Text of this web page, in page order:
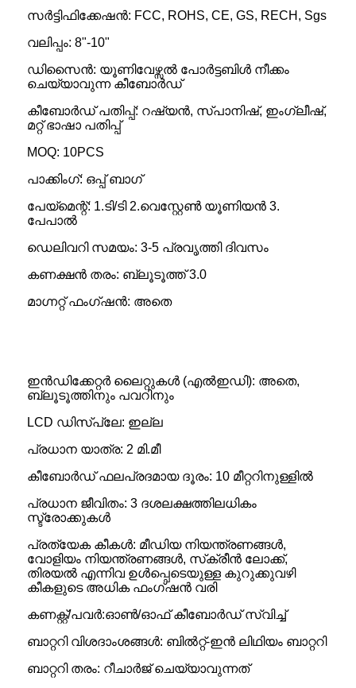
സർട്ടിഫിക്കേഷൻ: FCC, ROHS, CE, GS, RECH, Sgs
വലിപ്പം: 8"-10"
ഡിസൈൻ: യൂണിവേഴ്സൽ പോർട്ടബിൾ നീക്കം
ചെയ്യാവുന്ന കീബോർഡ്
കീബോർഡ് പതിപ്പ്: റഷ്യൻ, സ്പാനിഷ്, ഇംഗ്ലീഷ്,
മറ്റ് ഭാഷാ പതിപ്പ്
MOQ: 10PCS
പാക്കിംഗ്: ഒപ്പ് ബാഗ്
പേയ്‌മെന്റ്: 1.ടി/ടി 2.വെസ്റ്റേൺ യൂണിയൻ 3.
പേപാൽ
ഡെലിവറി സമയം: 3-5 പ്രവൃത്തി ദിവസം
കണക്ഷൻ തരം: ബ്ലൂടൂത്ത് 3.0
മാഗ്നറ്റ് ഫംഗ്ഷൻ: അതെ
ഇൻഡിക്കേറ്റർ ലൈറ്റുകൾ (എൽഇഡി): അതെ,
ബ്ലൂടൂത്തിനും പവറിനും
LCD ഡിസ്പ്ലേ: ഇല്ല
പ്രധാന യാത്ര: 2 മി.മീ
കീബോർഡ് ഫലപ്രദമായ ദൂരം: 10 മീറ്ററിനുള്ളിൽ
പ്രധാന ജീവിതം: 3 ദശലക്ഷത്തിലധികം
സ്ട്രോക്കുകൾ
പ്രത്യേക കീകൾ: മീഡിയ നിയന്ത്രണങ്ങൾ,
വോളിയം നിയന്ത്രണങ്ങൾ, സ്‌ക്രീൻ ലോക്ക്,
തിരയൽ എന്നിവ ഉൾപ്പെടെയുള്ള കുറുക്കുവഴി
കീകളുടെ അധിക ഫംഗ്‌ഷൻ വരി
കണക്റ്റ്/പവർ:ഓൺ/ഓഫ് കീബോർഡ് സ്വിച്ച്
ബാറ്ററി വിശദാംശങ്ങൾ: ബിൽറ്റ്-ഇൻ ലിഥിയം ബാറ്ററി
ബാറ്ററി തരം: റീചാർജ് ചെയ്യാവുന്നത്